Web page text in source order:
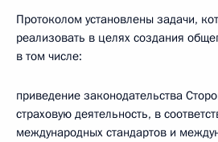
Протоколом установлены задачи,
реализовать в целях создания
в том числе:
приведение законодательства
страховую деятельность, в
международных стандартов и